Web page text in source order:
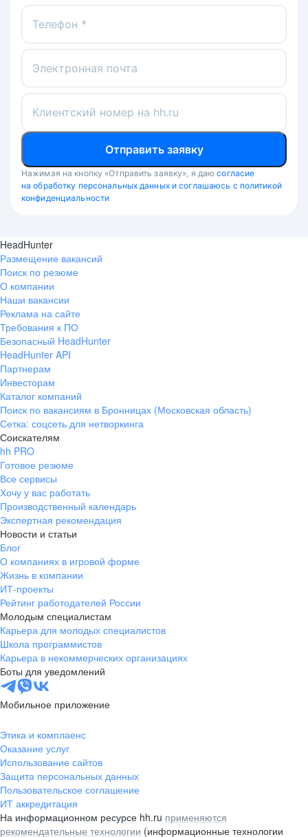
Телефон *
Электронная почта
Клиентский номер на hh.ru
Отправить заявку
Нажимая на кнопку «Отправить заявку», я даю согласие
на обработку персональных данных и соглашаюсь с политикой
конфиденциальности
HeadHunter
Размещение вакансий
Поиск по резюме
О компании
Наши вакансии
Реклама на сайте
Требования к ПО
Безопасный HeadHunter
HeadHunter API
Партнерам
Инвесторам
Каталог компаний
Поиск по вакансиям в Бронницах (Московская область)
Сетка: соцсеть для нетворкинга
Соискателям
hh PRO
Готовое резюме
Все сервисы
Хочу у вас работать
Производственный календарь
Экспертная рекомендация
Новости и статьи
Блог
О компаниях в игровой форме
Жизнь в компании
ИТ-проекты
Рейтинг работодателей России
Молодым специалистам
Карьера для молодых специалистов
Школа программистов
Карьера в некоммерческих организациях
Боты для уведомлений
Мобильное приложение
Этика и комплаенс
Оказание услуг
Использование сайтов
Защита персональных данных
Пользовательское соглашение
ИТ аккредитация
На информационном ресурсе hh.ru применяются
рекомендательные технологии (информационные технологии